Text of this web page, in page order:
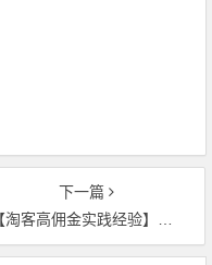
下一篇
淘客高佣金实践经验】关于双11的淘宝客赚钱干货！